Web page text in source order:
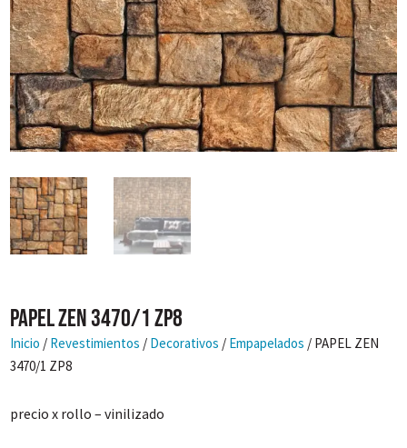
PAPEL ZEN 3470/1 ZP8
Inicio / Revestimientos / Decorativos / Empapelados / PAPEL ZEN
3470/1 ZP8
precio x rollo – vinilizado